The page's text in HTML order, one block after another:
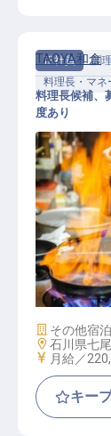
正社員
調
料理長・マネ
料理長・
社員
TAOYA和倉
料理長候補、
度あり
施設業態
その他宿
勤務地
石川県七
給与
月給／
キー